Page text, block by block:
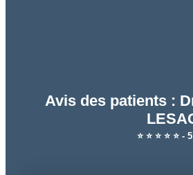
Avis des patients :
⭐ ⭐ ⭐ ⭐ ⭐ -